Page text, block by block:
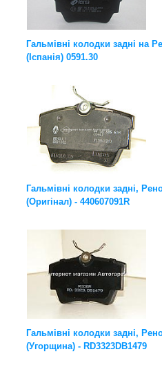
Гальмівні колодки задні на
(Іспанія) 0591.30
Гальмівні колодки задні,
(Оригінал) - 440607091R
Гальмівні колодки задні,
(Угорщина) - RD3323DB1479